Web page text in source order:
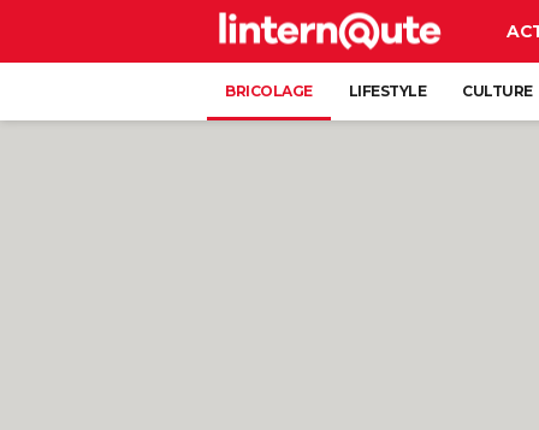
BRICOLAGE LIFESTYLE CULTURE